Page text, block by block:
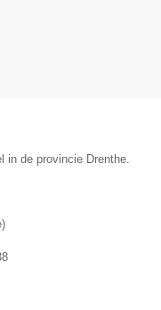
in de provincie Drenthe.
)